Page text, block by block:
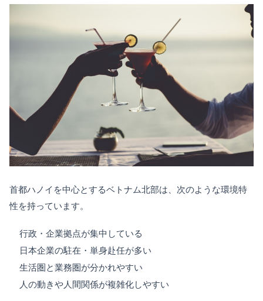
首都ハノイを中心とするベトナム北部は、次のような環境特
性を持っています。
行政・企業拠点が集中している
日本企業の駐在・単身赴任が多い
生活圏と業務圏が分かれやすい
人の動きや人間関係が複雑化しやすい